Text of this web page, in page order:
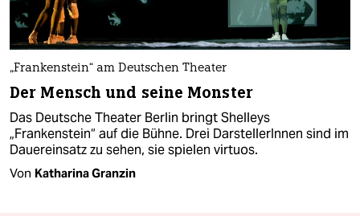
„Frankenstein“ am Deutschen Theater
Der Mensch und seine Monster
Das Deutsche Theater Berlin bringt Shelleys
„Frankenstein“ auf die Bühne. Drei DarstellerInnen sind im
Dauereinsatz zu sehen, sie spielen virtuos.
Von Katharina Granzin